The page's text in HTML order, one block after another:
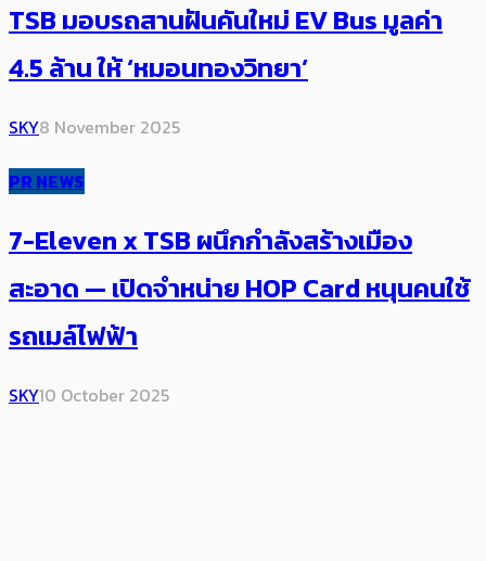
TSB มอบรถสานฝันคันใหม่ EV Bus มูลค่า
4.5 ล้าน ให้ ‘หมอนทองวิทยา’
SKY8 November 2025
PR NEWS
7-Eleven x TSB ผนึกกำลังสร้างเมือง
สะอาด — เปิดจำหน่าย HOP Card หนุนคนใช้
รถเมล์ไฟฟ้า
SKY10 October 2025